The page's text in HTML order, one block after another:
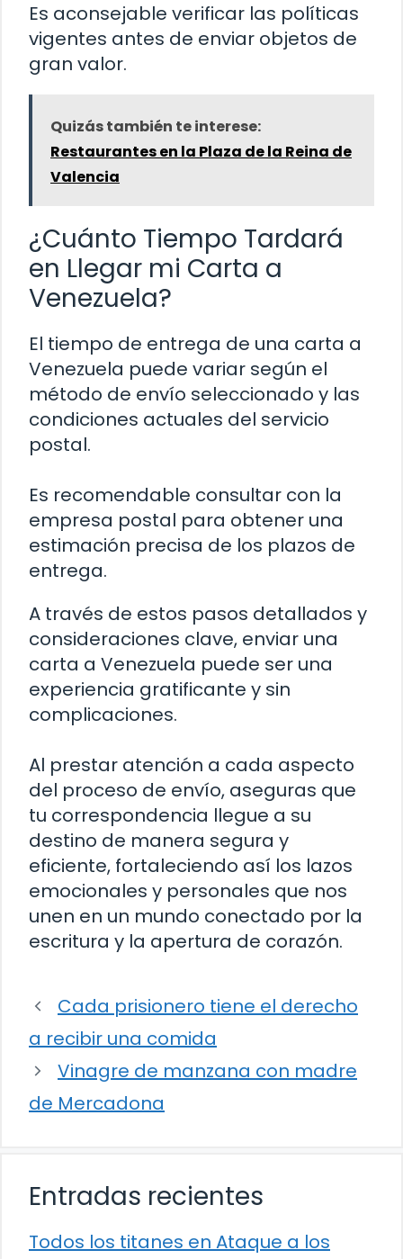
Es aconsejable verificar las políticas
vigentes antes de enviar objetos de
gran valor.
Quizás también te interese:
Restaurantes en la Plaza de la Reina de
Valencia
¿Cuánto Tiempo Tardará
en Llegar mi Carta a
Venezuela?
El tiempo de entrega de una carta a
Venezuela puede variar según el
método de envío seleccionado y las
condiciones actuales del servicio
postal.
Es recomendable consultar con la
empresa postal para obtener una
estimación precisa de los plazos de
entrega.
A través de estos pasos detallados y
consideraciones clave, enviar una
carta a Venezuela puede ser una
experiencia gratificante y sin
complicaciones.
Al prestar atención a cada aspecto
del proceso de envío, aseguras que
tu correspondencia llegue a su
destino de manera segura y
eficiente, fortaleciendo así los lazos
emocionales y personales que nos
unen en un mundo conectado por la
escritura y la apertura de corazón.
Cada prisionero tiene el derecho
a recibir una comida
Vinagre de manzana con madre
de Mercadona
Entradas recientes
Todos los titanes en Ataque a los